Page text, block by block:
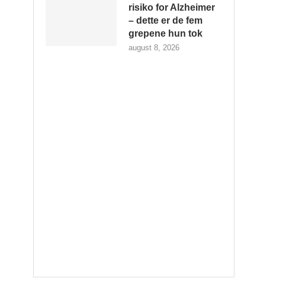
risiko for Alzheimer
– dette er de fem
grepene hun tok
august 8, 2026